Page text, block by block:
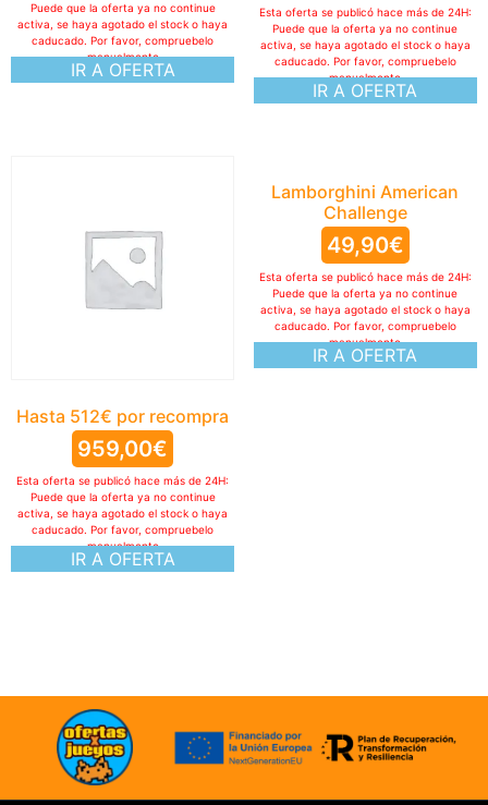
IR A OFERTA
Puede que la oferta ya no continue
activa, se haya agotado el stock o haya
caducado. Por favor, compruebelo
manualmente
IR A OFERTA
Esta oferta se publicó hace más de 24H:
Puede que la oferta ya no continue
activa, se haya agotado el stock o haya
caducado. Por favor, compruebelo
manualmente
Hasta 512€ por recompra
959,00€
IR A OFERTA
Esta oferta se publicó hace más de 24H:
Puede que la oferta ya no continue
activa, se haya agotado el stock o haya
caducado. Por favor, compruebelo
manualmente
Lamborghini American
Challenge
49,90€
IR A OFERTA
Esta oferta se publicó hace más de 24H:
Puede que la oferta ya no continue
activa, se haya agotado el stock o haya
caducado. Por favor, compruebelo
manualmente